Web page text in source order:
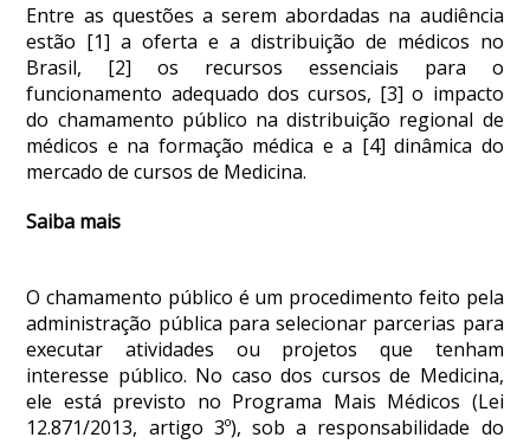
Entre as questões a serem abordadas na audiência
estão [1] a oferta e a distribuição de médicos no
Brasil, [2] os recursos essenciais para o
funcionamento adequado dos cursos, [3] o impacto
do chamamento público na distribuição regional de
médicos e na formação médica e a [4] dinâmica do
mercado de cursos de Medicina.
Saiba mais
O chamamento público é um procedimento feito pela
administração pública para selecionar parcerias para
executar atividades ou projetos que tenham
interesse público. No caso dos cursos de Medicina,
ele está previsto no Programa Mais Médicos (Lei
12.871/2013, artigo 3º), sob a responsabilidade do